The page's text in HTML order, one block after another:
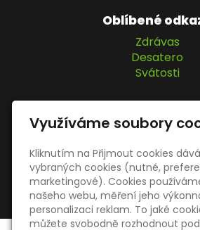
Oblíbené
Zdrávas
Desatero
Svátosti
inPage–webové stránkys AI,
u jediného 5★
Využíváme soubory
Kliknutím na Přijmout cookies
vybraných cookies (nutné,
marketingové). Cookies
našeho webu, měření jeho
personalizaci reklam. To jaké
můžete svobodně rozhodnout